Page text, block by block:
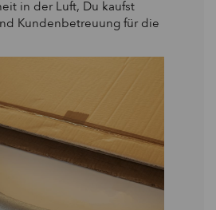
in der Luft, Du kaufst
Kundenbetreuung für die